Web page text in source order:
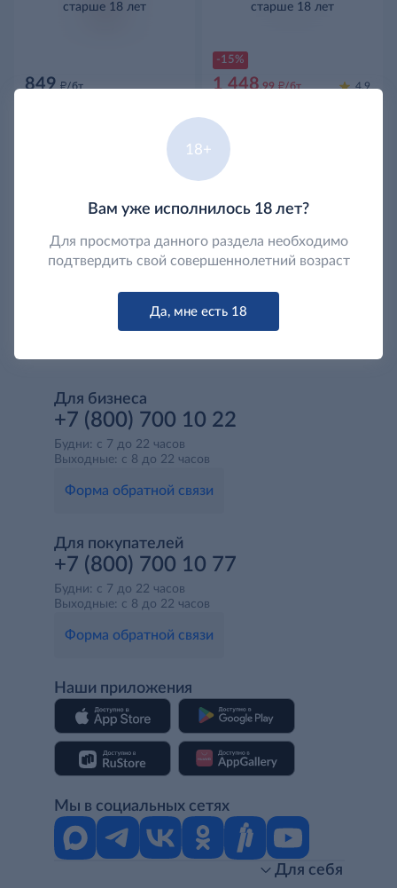
старше 18 лет
849 д/бт
Нет фото
-15%
старше 18 лет
1 448.99 д/бт 4.9
Бренди Torres 10 Gran
Reserva, 0.5л
Самовывоз
Для бизнеса
+7 (800) 700 10 22
Будни: с 7 до 22 часов
Выходные: с 8 до 22 часов
Форма обратной связи
Для покупателей
+7 (800) 700 10 77
Будни: с 7 до 22 часов
Выходные: с 8 до 22 часов
Форма обратной связи
Наши приложения
Мы в социальных сетях
Для себя
18+
Вам уже исполнилось 18 лет?
Для просмотра данного раздела необходимо
подтвердить свой совершеннолетний возраст
Да, мне есть 18